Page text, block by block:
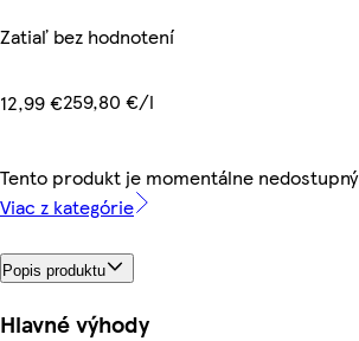
Zatiaľ bez hodnotení
12,99 €259,80 €/l
Tento produkt je momentálne nedostupný
Viac z kategórie
Popis produktu
Hlavné výhody